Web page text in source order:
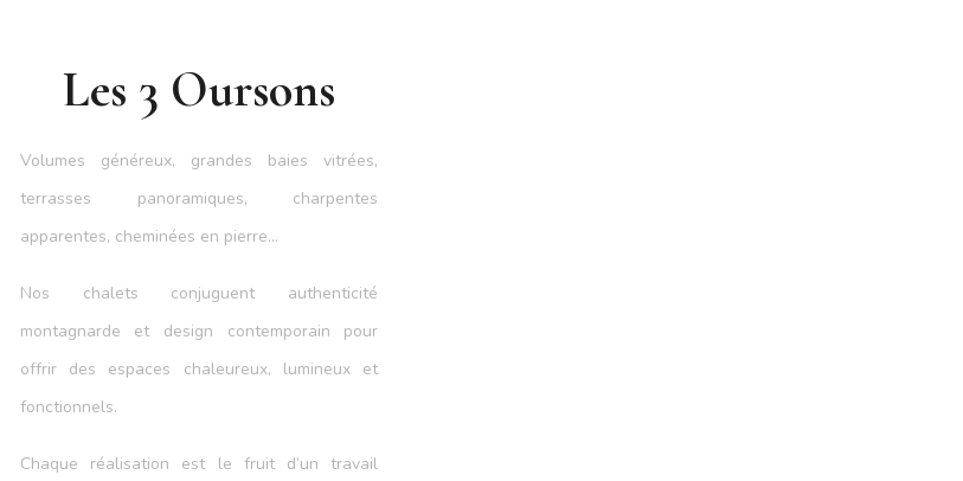
Les 3 Oursons
Volumes généreux, grandes baies vitrées,
terrasses panoramiques, charpentes
apparentes, cheminées en pierre…
Nos chalets conjuguent authenticité
montagnarde et design contemporain pour
offrir des espaces chaleureux, lumineux et
fonctionnels.
Chaque réalisation est le fruit d’un travail